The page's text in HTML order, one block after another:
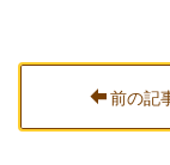
前の記